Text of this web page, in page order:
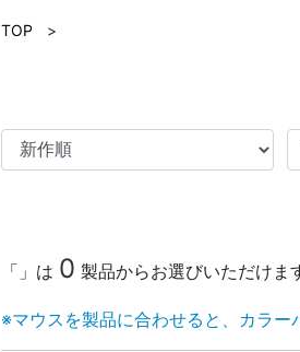
TOP >
「」は 0 製品からお選びいただけま
※マウスを製品に合わせると、カラー